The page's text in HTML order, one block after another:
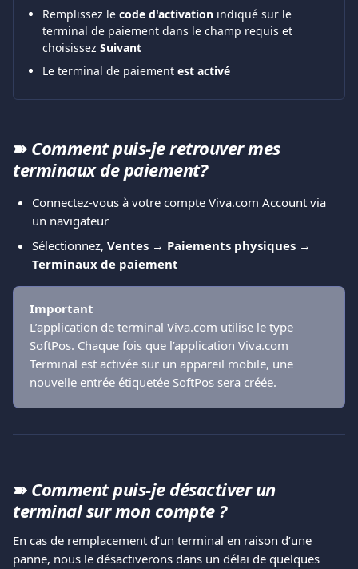
Remplissez le code d'activation indiqué sur le
terminal de paiement dans le champ requis et
choisissez Suivant
Le terminal de paiement est activé
➽ Comment puis-je retrouver mes
terminaux de paiement?
Connectez-vous à votre compte Viva.com Account via
un navigateur
Sélectionnez, Ventes → Paiements physiques →
Terminaux de paiement
Important
L’application de terminal Viva.com utilise le type
SoftPos. Chaque fois que l’application Viva.com
Terminal est activée sur un appareil mobile, une
nouvelle entrée étiquetée SoftPos sera créée.
➽ Comment puis-je désactiver un
terminal sur mon compte ?
En cas de remplacement d’un terminal en raison d’une
panne, nous le désactiverons dans un délai de quelques